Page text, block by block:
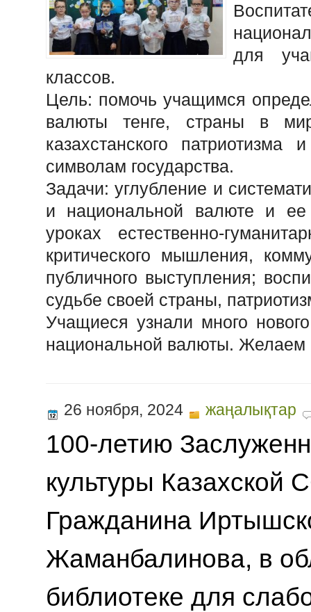
для
классов.
Цель: помочь учащимся
валюты тенге, страны в
казахстанского
символам государства.
Задачи: углубление и
и национальной валюте и
уроках естественно-
критического мышления,
публичного выступления;
судьбе своей страны,
Учащиеся узнали много
национальной валюты. Желаем
26 ноября, 2024 жаңалықтар
100-летию
культуры Казахской
Гражданина
Жаманбалинова, в
библиотеке для